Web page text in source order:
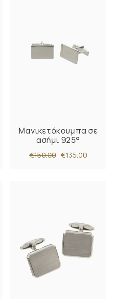
Μανικετόκουμπα σε
ασήμι 925°
€150.00 €135.00